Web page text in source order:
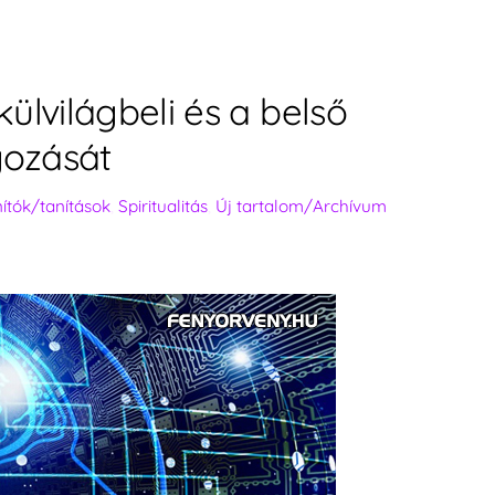
és a belső
tanítások, Spiritualitás, Új tartalom/Archívum